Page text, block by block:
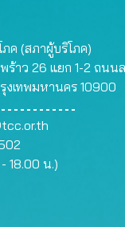
ค (สภาผู้บริโภค)
พร้าว 26 แยก 1-2 ถนน
งเทพมหานคร 10900
18.00 น.)